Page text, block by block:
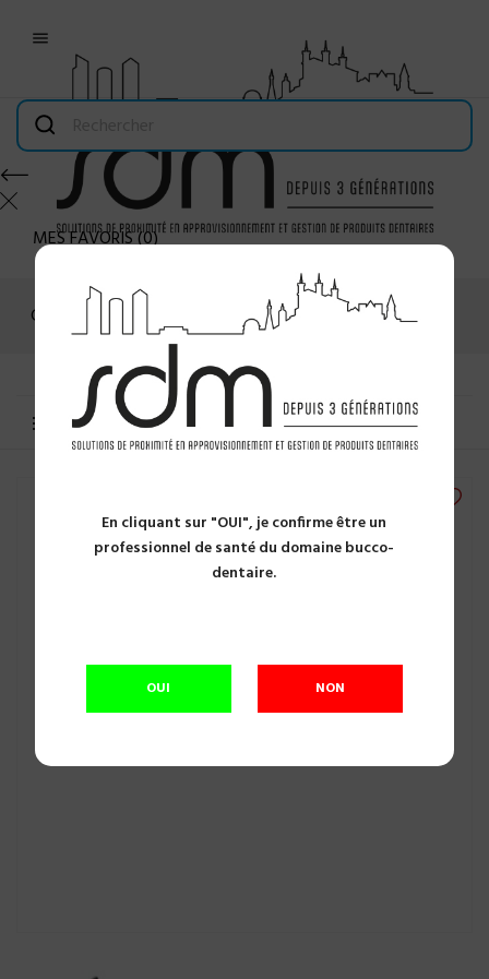
En cliquant sur "OUI", je confirme être un
professionnel de santé du domaine bucco-
dentaire.
OUI NON

MES FAVORIS(0)
Connexion
MENU